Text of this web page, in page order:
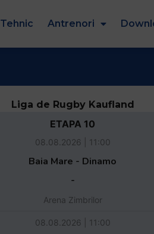
Tehnic Antrenori
Liga de Rugby Kaufland
ETAPA 10
08.08.2026 | 11:00
Baia Mare - Dinamo
-
Arena Zimbrilor
08.08.2026 | 11:00